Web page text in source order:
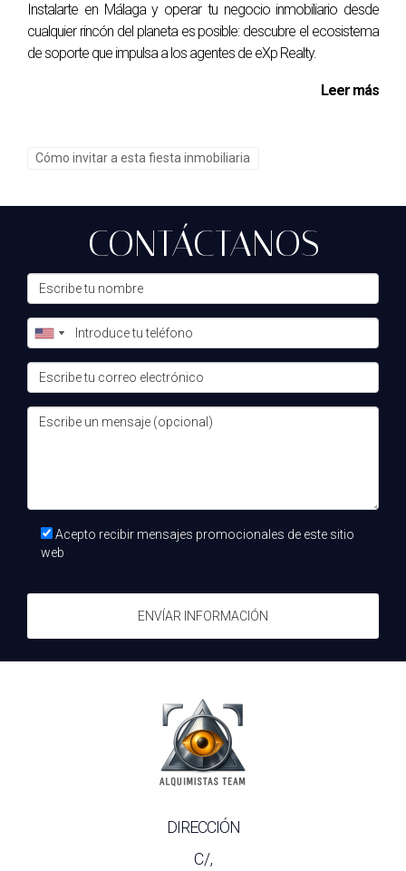
Instalarte en Málaga y operar tu negocio inmobiliario desde
cualquier rincón del planeta es posible: descubre el ecosistema
de soporte que impulsa a los agentes de eXp Realty.
Leer más
Cómo invitar a esta fiesta inmobiliaria
CONTÁCTANOS
Acepto recibir mensajes promocionales de este sitio
web
ENVÍAR INFORMACIÓN
DIRECCIÓN
C/,